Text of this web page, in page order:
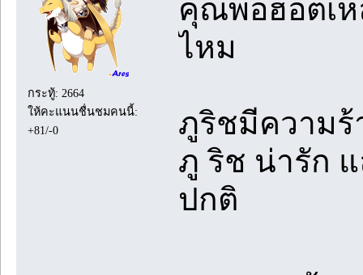
กระทู้: 2664
ให้คะแนนชื่นชมคนนี้:
+81/-0
คุณพ่อฮอตเห
ไหม
ภูริชมีความร้
ภู ริช น่ารัก
ปกติ